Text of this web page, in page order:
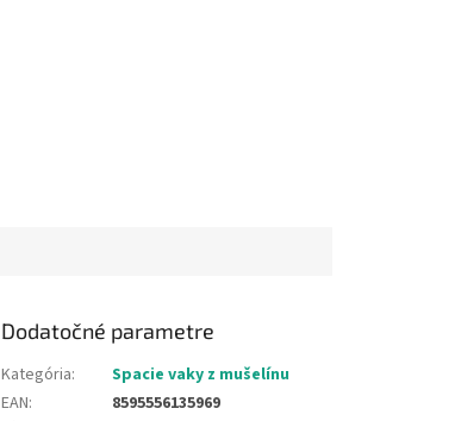
Dodatočné parametre
Kategória:
Spacie vaky z mušelínu
EAN:
8595556135969